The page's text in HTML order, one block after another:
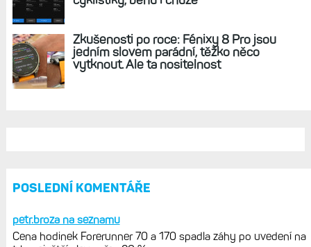
REKLAMA
Diskuse: Jaký je váš fitness věk?
skutečným a určeným Garminem